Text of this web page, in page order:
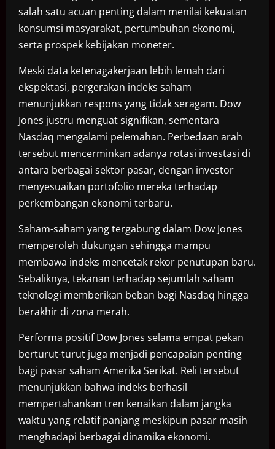
salah satu acuan penting dalam menilai kekuatan
konsumsi masyarakat, pertumbuhan ekonomi,
serta prospek kebijakan moneter.
Meski data ketenagakerjaan lebih lemah dari
ekspektasi, pergerakan indeks saham
menunjukkan respons yang tidak seragam. Dow
Jones justru menguat signifikan, sementara
Nasdaq mengalami pelemahan. Perbedaan arah
tersebut mencerminkan adanya rotasi investasi di
antara berbagai sektor pasar, dengan investor
menyesuaikan portofolio mereka terhadap
perkembangan ekonomi terbaru.
Saham-saham yang tergabung dalam Dow Jones
memperoleh dukungan sehingga mampu
membawa indeks mencetak rekor penutupan baru.
Sebaliknya, tekanan terhadap sejumlah saham
teknologi memberikan beban bagi Nasdaq hingga
berakhir di zona merah.
Performa positif Dow Jones selama empat pekan
berturut-turut juga menjadi pencapaian penting
bagi pasar saham Amerika Serikat. Reli tersebut
menunjukkan bahwa indeks berhasil
mempertahankan tren kenaikan dalam jangka
waktu yang relatif panjang meskipun pasar masih
menghadapi berbagai dinamika ekonomi.